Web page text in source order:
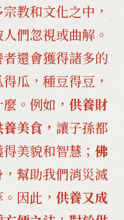
教和文化之中，
們忽視或曲解。
還會獲得諸多的
瓜，種豆得豆，
。例如， 供養財
美食， 讓子孫都
得美貌和智慧； 佛
，幫助我們消災滅
因此， 供養又成